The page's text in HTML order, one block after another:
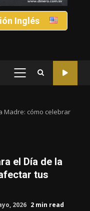
Inglés
PRIMARY
Madre: cómo celebrar
el Día de la
tus
2026 2 min read